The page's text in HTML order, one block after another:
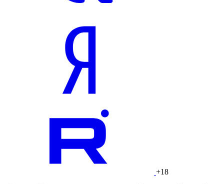
+18